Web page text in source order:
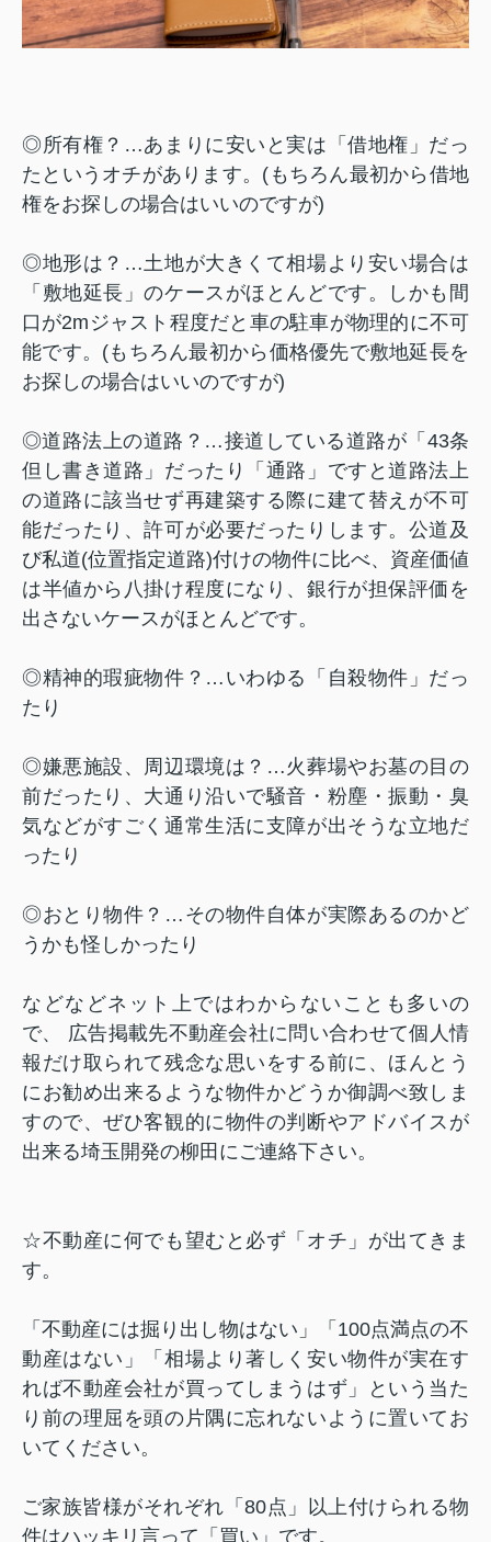
◎所有権？…あまりに安いと実は「借地権」だっ
たというオチがあります。 ( もちろん最初から借地
権をお探しの場合はいいのですが)
◎地形は？…土地が大きくて相場より安い場合は
「敷地延長」のケースがほとんどです。しかも間
口が2m ジャスト程度だと車の駐車が物理的に不可
能です。 (もちろん最初から価格優先で敷地延長を
お探しの場合はいいのですが)
◎道路法上の道路？…接道している道路が「 43条
但し書き道路」だったり「通路」ですと道路法上
の道路に該当せず再建築する際に建て替えが不可
能だったり、許可が必要だったりします。公道及
び私道(位置指定道路)付けの物件に比べ、資産価値
は半値から八掛け程度になり、銀行が担保評価を
出さないケースがほとんどです。
◎精神的瑕疵物件？…いわゆる「自殺物件」だっ
たり
◎嫌悪施設、周辺環境は？…火葬場やお墓の目の
前だったり、大通り沿いで騒音・粉塵・振動・臭
気などがすごく通常生活に支障が出そうな立地だ
ったり
◎おとり物件？…その物件自体が実際あるのかど
うかも怪しかったり
などなどネット上ではわからないことも多いの
で、 広告掲載先不動産会社に問い合わせて個人情
報だけ取られて残念な思いをする前に、ほんとう
にお勧め出来るような物件かどうか御調べ致しま
すので、ぜひ客観的に物件の判断やアドバイスが
出来る埼玉開発の柳田にご連絡下さい。
☆不動産に何でも望むと必ず「オチ」が出てきま
す。
「不動産には掘り出し物はない」「 100点満点の不
動産はない」「相場より著しく安い物件が実在す
れば不動産会社が買ってしまうはず」という当た
り前の理屈を頭の片隅に忘れないように置いてお
いてください。
ご家族皆様がそれぞれ「80点」以上付けられる物
件はハッキリ言って「買い」です。